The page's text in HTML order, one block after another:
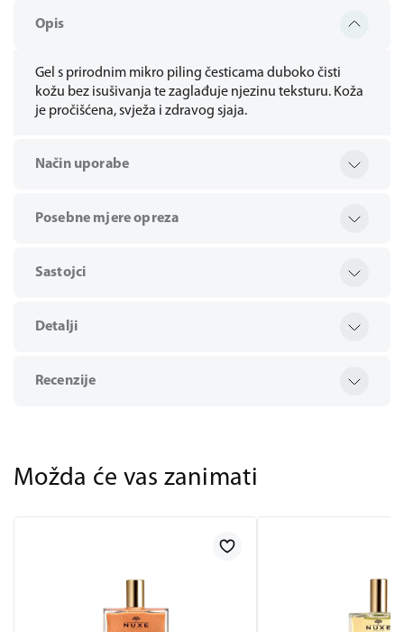
Opis
Gel s prirodnim mikro piling česticama duboko čisti
kožu bez isušivanja te zaglađuje njezinu teksturu. Koža
je pročišćena, svježa i zdravog sjaja.
Način uporabe
Posebne mjere opreza
Sastojci
Detalji
Recenzije
Možda će vas zanimati